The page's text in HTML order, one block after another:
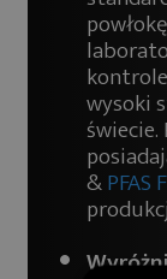
wysoki
świecie.
&PFAS